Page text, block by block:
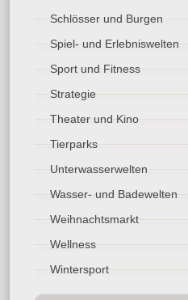
Schlösser und Burgen
Spiel- und Erlebniswelten
Sport und Fitness
Strategie
Theater und Kino
Tierparks
Unterwasserwelten
Wasser- und Badewelten
Weihnachtsmarkt
Wellness
Wintersport